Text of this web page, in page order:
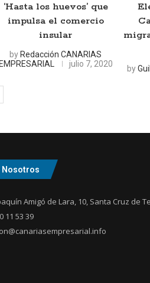
‘Hasta los huevos’ que
impulsa el comercio
insular
by Redacción CANARIAS
EMPRESARIAL
julio 7, 2020 by
Nosotros
Amigó de Lara, 10, Santa Cruz de
11 53 39